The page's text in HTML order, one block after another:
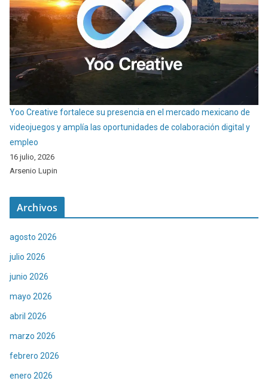
Yoo Creative fortalece su presencia en el mercado mexicano de
videojuegos y amplía las oportunidades de colaboración digital y
empleo
16 julio, 2026
Arsenio Lupin
Archivos
agosto 2026
julio 2026
junio 2026
mayo 2026
abril 2026
marzo 2026
febrero 2026
enero 2026